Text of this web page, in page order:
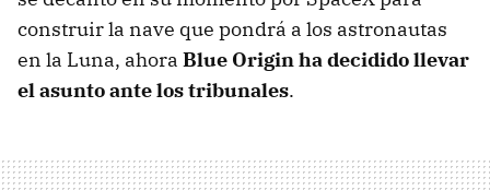
construir la nave que pondrá a los astronautas
en la Luna, ahora Blue Origin ha decidido llevar
el asunto ante los tribunales.